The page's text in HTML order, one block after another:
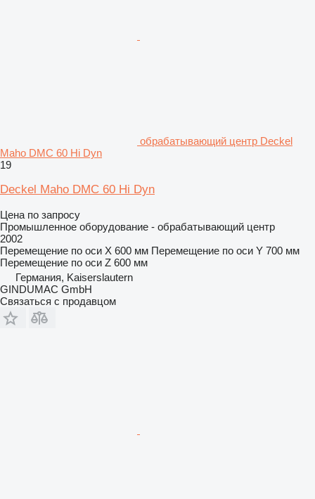
обрабатывающий центр Deckel
Maho DMC 60 Hi Dyn
19
Deckel Maho DMC 60 Hi Dyn
Цена по запросу
Промышленное оборудование - обрабатывающий центр
2002
Перемещение по оси X 600 мм Перемещение по оси Y 700 мм
Перемещение по оси Z 600 мм
Германия, Kaiserslautern
GINDUMAC GmbH
Связаться с продавцом